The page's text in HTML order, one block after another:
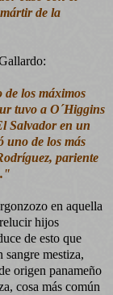
de la
los máximos
tuvo a O´Higgins
Salvador en un
uno de los más
pariente
en aquella
hijos
de esto que
mestiza,
origen panameño
cosa más común